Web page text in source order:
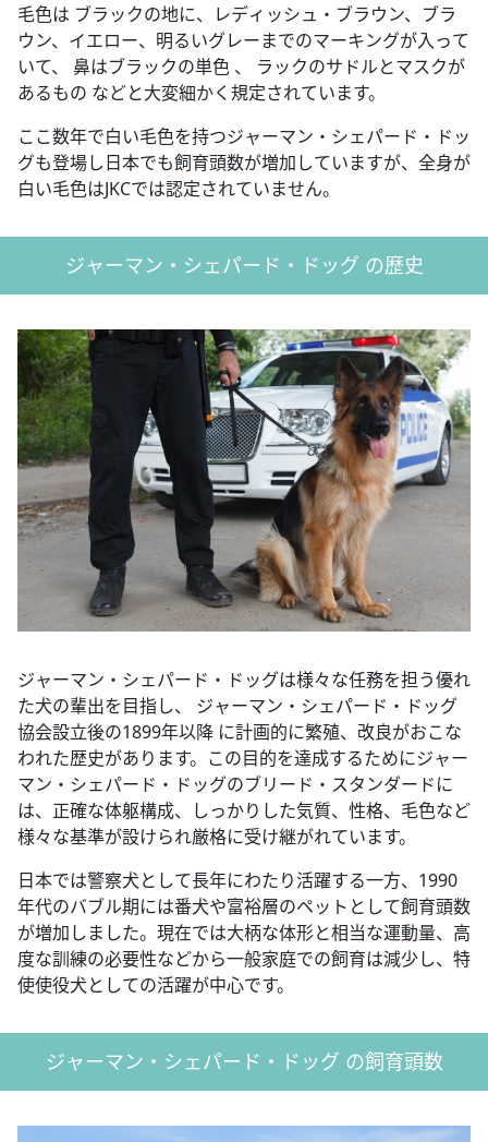
毛色は ブラックの地に、レディッシュ・ブラウン、ブラ
ウン、イエロー、明るいグレーまでのマーキングが入って
いて、 鼻はブラックの単色 、 ラックのサドルとマスクが
あるもの などと大変細かく規定されています。
ここ数年で白い毛色を持つジャーマン・シェパード・ドッ
グも登場し日本でも飼育頭数が増加していますが、全身が
白い毛色はJKCでは認定されていません。
ジャーマン・シェパード・ドッグ の歴史
ジャーマン・シェパード・ドッグは様々な任務を担う優れ
た犬の輩出を目指し、 ジャーマン・シェパード・ドッグ
協会設立後の1899年以降 に計画的に繁殖、改良がおこな
われた歴史があります。この目的を達成するためにジャー
マン・シェパード・ドッグのブリード・スタンダードに
は、正確な体躯構成、しっかりした気質、性格、毛色など
様々な基準が設けられ厳格に受け継がれています。
日本では警察犬として長年にわたり活躍する一方、1990
年代のバブル期には番犬や富裕層のペットとして飼育頭数
が増加しました。現在では大柄な体形と相当な運動量、高
度な訓練の必要性などから一般家庭での飼育は減少し、特
使使役犬としての活躍が中心です。
ジャーマン・シェパード・ドッグ の飼育頭数